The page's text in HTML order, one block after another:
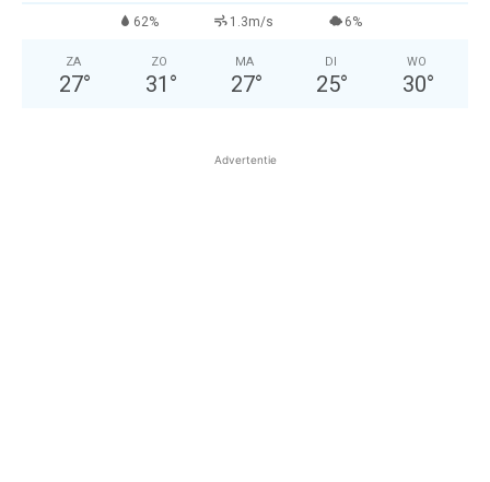
62% 1.3m/s 6%
ZA
27°
ZO
31 °
MA
27°
DI
25°
WO
30°
Advertentie